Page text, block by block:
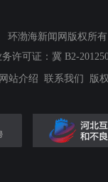
渤海新闻网版权所
许可证：冀 B2-
网站介绍 联系我们 版